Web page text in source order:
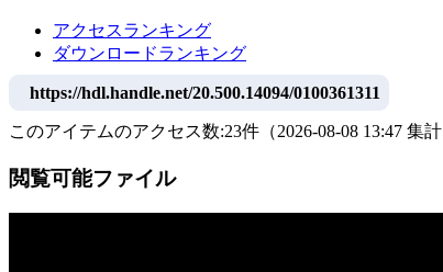
アクセスランキング
ダウンロードランキング
https://hdl.handle.net/20.500.14094/0100361311
このアイテムのアクセス数:23件 （2026-08-08 13:47 集計
閲覧可能ファイル